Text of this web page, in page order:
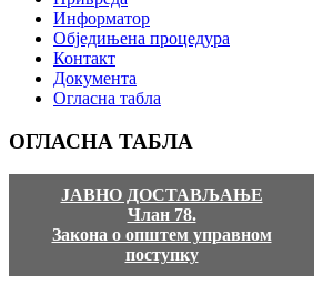
Информатор
Обједињена процедура
Контакт
Документа
Огласна табла
ОГЛАСНА ТАБЛА
ЈАВНО ДОСТАВЉАЊЕ
Члан 78.
Закона о општем управном
поступку